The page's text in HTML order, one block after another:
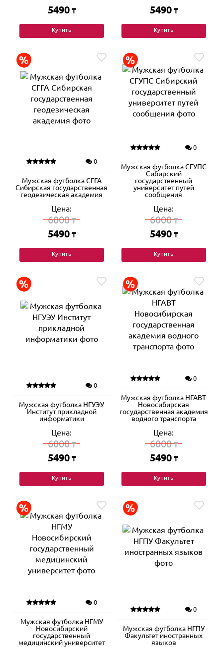
5490 ₸
Купить
5490 ₸
Купить
0
Мужская футболка СГГА
Сибирская государственная
геодезическая академия
Цена:
6000₸
5490 ₸
Купить
0
Мужская футболка СГУПС
Сибирский
государственный
университет путей
сообщения
Цена:
6000₸
5490 ₸
Купить
0
Мужская футболка НГУЭУ
Институт прикладной
информатики
Цена:
6000₸
5490 ₸
Купить
0
Мужская футболка НГАВТ
Новосибирская
государственная академия
водного транспорта
Цена:
6000₸
5490 ₸
Купить
0
Мужская футболка НГМУ
Новосибирский
государственный
медицинский университет
0
Мужская футболка НГПУ
Факультет иностранных
языков